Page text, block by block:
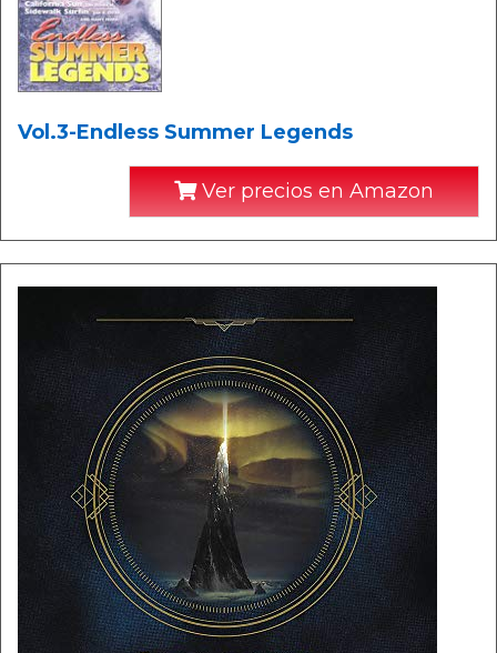
Vol.3-Endless Summer Legends
Ver precios en Amazon